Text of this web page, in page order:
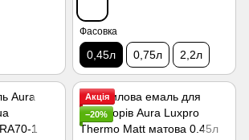
Фасовка
0,45л 0,75л 2,2л
Акція
−20%